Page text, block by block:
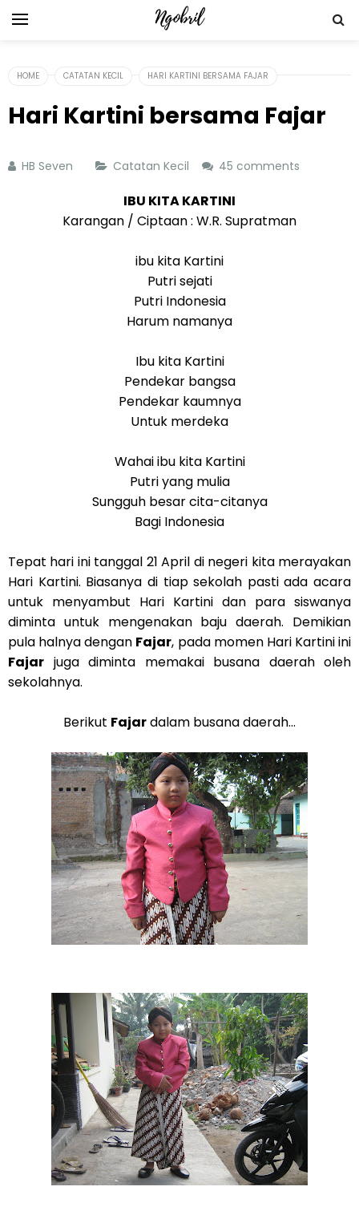
HOME CATATAN KECIL HARI KARTINI BERSAMA FAJAR
Hari Kartini bersama Fajar
HB Seven Catatan Kecil 45 comments
IBU KITA KARTINI
Karangan / Ciptaan : W.R. Supratman
ibu kita Kartini
Putri sejati
Putri Indonesia
Harum namanya
Ibu kita Kartini
Pendekar bangsa
Pendekar kaumnya
Untuk merdeka
Wahai ibu kita Kartini
Putri yang mulia
Sungguh besar cita-citanya
Bagi Indonesia
Tepat hari ini tanggal 21 April di negeri kita merayakan
Hari Kartini. Biasanya di tiap sekolah pasti ada acara
untuk menyambut Hari Kartini dan para siswanya
diminta untuk mengenakan baju daerah. Demikian
pula halnya dengan Fajar, pada momen Hari Kartini ini
Fajar juga diminta memakai busana daerah oleh
sekolahnya.
Berikut Fajardalam busana daerah...